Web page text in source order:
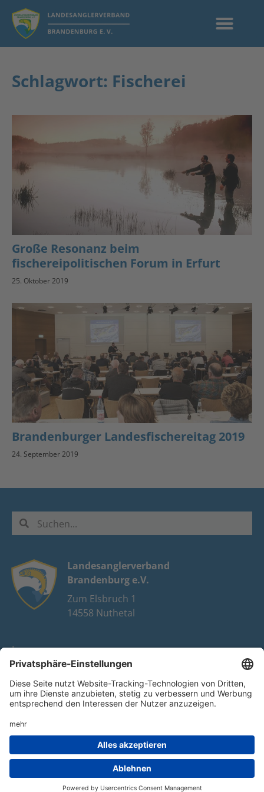
Schlagwort: Fischerei
Große Resonanz beim
fischereipolitischen Forum in Erfurt
25. Oktober 2019
Brandenburger Landesfischereitag 2019
24. September 2019
Landesanglerverband
Brandenburg e.V.
Zum Elsbruch 1
14558 Nuthetal
Impressum
Datenschutz
FAQ